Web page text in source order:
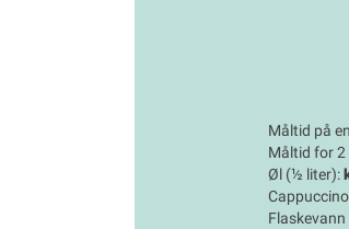
Måltid på
Måltid for 2
Øl (½ liter):